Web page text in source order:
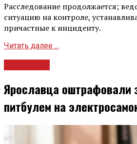
Расследование продолжается;
ситуацию на контроле,
причастные к инциденту.
Читать далее ...
Ярославца оштрафовали
питбулем на